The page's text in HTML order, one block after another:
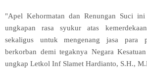
"Apel Kehormatan dan Renungan Suci ini
ungkapan rasa syukur atas
sekaligus untuk mengenang jasa para
berkorban demi tegaknya Negara
ungkap Letkol Inf Slamet Hardianto, S.H.,